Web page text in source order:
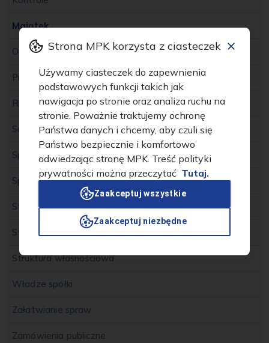
Majątek
Oferty pracy
Przedmiot działalności
Rejestry i archiwa
Schemat organizacyjny
Spółka zależna
Sprawozdania z działalności
Status prawny
Statut Spółki Akcyjnej
Struktura własnościowa
Władze spółki
Załatwianie spraw
Zamówienia publiczne
Strona MPK korzysta z ciasteczek
Używamy ciasteczek do zapewnienia
podstawowych funkcji takich jak
nawigacja po stronie oraz analiza ruchu na
stronie. Poważnie traktujemy ochronę
Państwa danych i chcemy, aby czuli się
Państwo bezpiecznie i komfortowo
odwiedzając stronę MPK. Treść polityki
prywatności można przeczytać Tutaj.
Zaakceptuj wszystkie
Zaakceptuj niezbędne